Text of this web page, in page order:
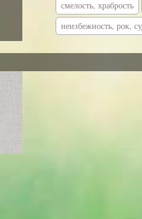
смелость, храбрость
неизбежность, рок,